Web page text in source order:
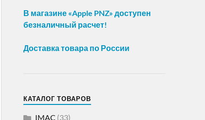
В магазине «Apple PNZ» доступен
безналичный расчет!
Доставка товара по России
КАТАЛОГ ТОВАРОВ
IMAC (33)